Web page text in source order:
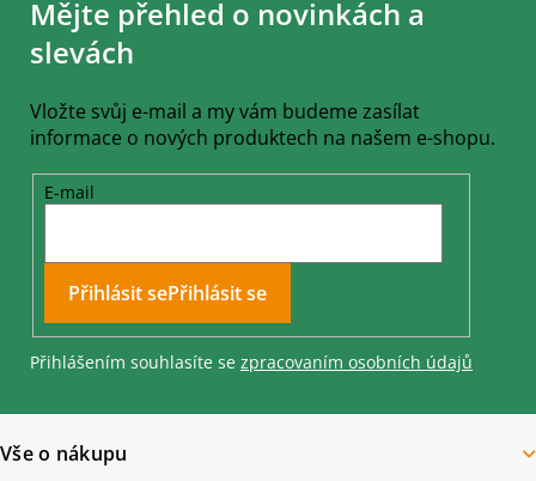
Mějte přehled o novinkách a
slevách
Vložte svůj e-mail a my vám budeme zasílat
informace o nových produktech na našem e-shopu.
E-mail
Přihlásit se
Přihlášením souhlasíte se zpracovaním osobních údajů
Vše o nákupu